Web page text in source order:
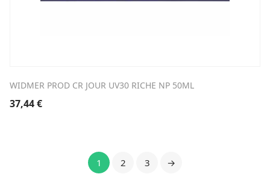
WIDMER PROD CR JOUR UV30 RICHE NP 50ML
37,44€
1 2 3 →